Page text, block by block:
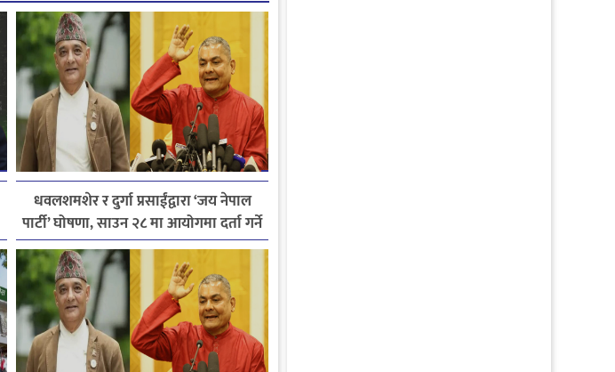
धवलशमशेर र दुर्गा प्रसाईंद्वारा ‘जय नेपाल
पार्टी’ घोषणा, साउन २८ मा आयोगमा दर्ता गर्ने
तयारी